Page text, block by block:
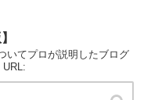
いてプロが説明したブログ
URL: